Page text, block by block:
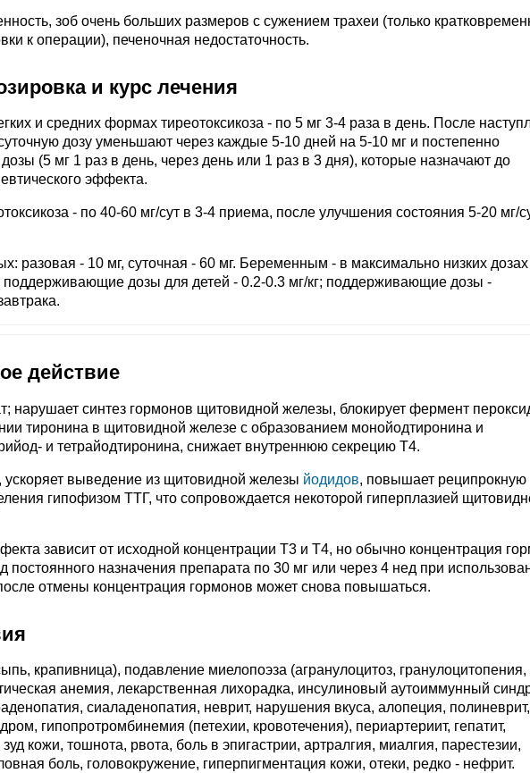
зоб очень больших размеров с сужением трахеи (только
к операции), печеночная недостаточность.
и курс лечения
и средних формах тиреотоксикоза - по 5 мг 3-4 раза в день. После
дозу уменьшают через каждые 5-10 дней на 5-10 мг и постепенно
(5 мг 1 раз в день, через день или 1 раз в 3 дня), которые назначают до
эффекта.
- по 40-60 мг/сут в 3-4 приема, после улучшения состояния 5-20 мг/
разовая - 10 мг, суточная - 60 мг. Беременным - в максимально низких
поддерживающие дозы для детей - 0.2-0.3 мг/кг; поддерживающие дозы -
действие
нарушает синтез гормонов щитовидной железы, блокирует фермент
тиронина в щитовидной железе с образованием монойодтиронина и
и тетрайодтиронина, снижает внутреннюю секрецию Т4.
выведение из щитовидной железы йодидов, повышает реципрокную
гипофизом ТТГ, что сопровождается некоторой гиперплазией
зависит от исходной концентрации Т3 и Т4, но обычно концентрация
постоянного назначения препарата по 30 мг или через 4 нед при
отмены концентрация гормонов может снова повышаться.
крапивница), подавление миелопоэза (агранулоцитоз, гранулоцитопения,
анемия, лекарственная лихорадка, инсулиновый аутоиммунный
сиаладенопатия, неврит, нарушения вкуса, алопеция, полиневрит,
гипопротромбинемия (петехии, кровотечения), периартериит, гепатит,
кожи, тошнота, рвота, боль в эпигастрии, артралгия, миалгия, парестезии,
боль, головокружение, гиперпигментация кожи, отеки, редко - нефрит.